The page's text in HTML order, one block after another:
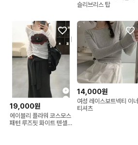
슬리브리스 탑
19,000원
에이블리 플라워 코스모스
패턴 루즈핏 화이트 텐셀
14,000원
여성 레이스보트넥티 이너
티셔츠